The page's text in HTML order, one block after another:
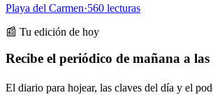
Playa del Carmen·560 lecturas
📰 Tu edición de hoy
Recibe el periódico de mañana a
El diario para hojear, las claves del día y el